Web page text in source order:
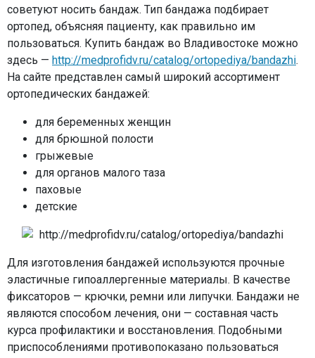
советуют носить бандаж. Тип бандажа подбирает
ортопед, объясняя пациенту, как правильно им
пользоваться. Купить бандаж во Владивостоке можно
здесь — http://medprofidv.ru/catalog/ortopediya/bandazhi.
На сайте представлен самый широкий ассортимент
ортопедических бандажей:
для беременных женщин
для брюшной полости
грыжевые
для органов малого таза
паховые
детские
Для изготовления бандажей используются прочные
эластичные гипоаллергенные материалы. В качестве
фиксаторов — крючки, ремни или липучки. Бандажи не
являются способом лечения, они — составная часть
курса профилактики и восстановления. Подобными
приспособлениями противопоказано пользоваться